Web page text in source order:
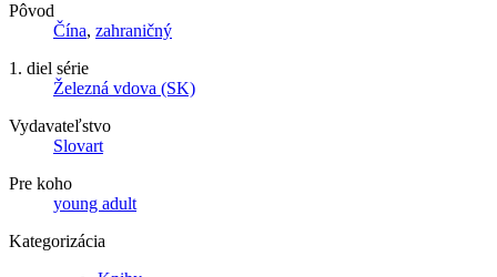
Pôvod
Čína, zahraničný
1. diel série
Železná vdova (SK)
Vydavateľstvo
Slovart
Pre koho
young adult
Kategorizácia